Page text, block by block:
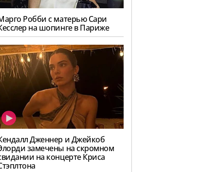
Робби с матерью Сари
на шопинге в Париже
Дженнер и Джейкоб
замечены на скромном
на концерте Криса